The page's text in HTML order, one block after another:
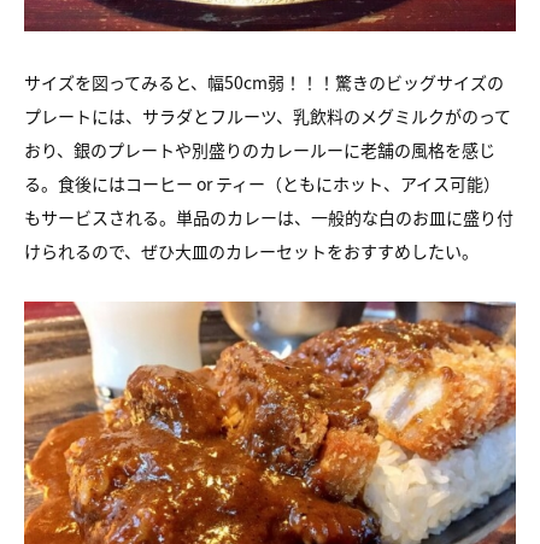
サイズを図ってみると、幅50cm弱！！！驚きのビッグサイズの
プレートには、サラダとフルーツ、乳飲料のメグミルクがのって
おり、銀のプレートや別盛りのカレールーに老舗の風格を感じ
る。食後にはコーヒー or ティー（ともにホット、アイス可能）
もサービスされる。単品のカレーは、一般的な白のお皿に盛り付
けられるので、ぜひ大皿のカレーセットをおすすめしたい。